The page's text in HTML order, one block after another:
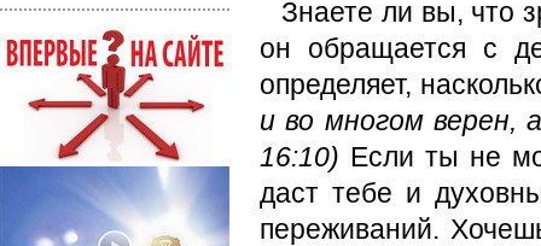
Знаете ли вы, что
он обращается с
определяет,
и во многом верен,
16:10) Если ты не
даст тебе и
переживаний.